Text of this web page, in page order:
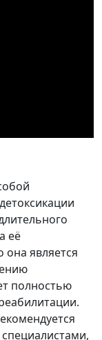
её
является
полностью